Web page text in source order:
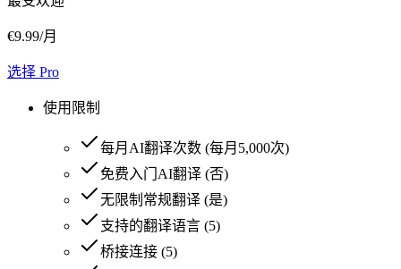
€9.99/月
选择 Pro
使用限制
每月AI翻译次数 (每月5,000次)
免费入门AI翻译 (否)
无限制常规翻译 (是)
支持的翻译语言 (5)
桥接连接 (5)